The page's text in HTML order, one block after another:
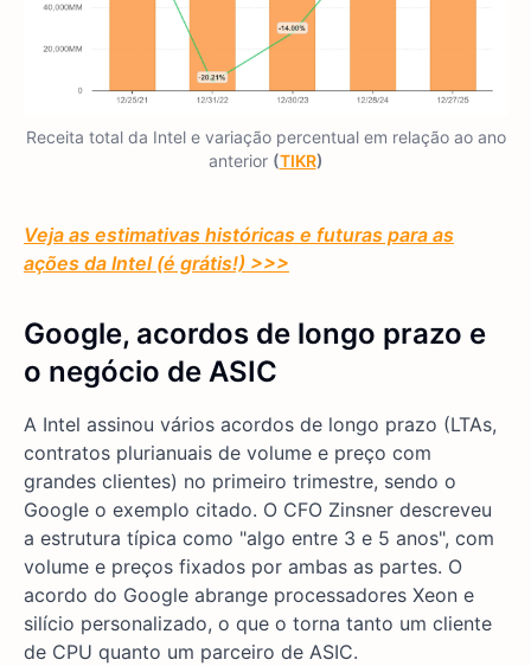
Receita total da Intel e variação percentual em relação ao ano
anterior (TIKR)
Veja as estimativas históricas e futuras para as
ações da Intel (é grátis!) >>>
Google, acordos de longo prazo e
o negócio de ASIC
A Intel assinou vários acordos de longo prazo (LTAs,
contratos plurianuais de volume e preço com
grandes clientes) no primeiro trimestre, sendo o
Google o exemplo citado. O CFO Zinsner descreveu
a estrutura típica como "algo entre 3 e 5 anos", com
volume e preços fixados por ambas as partes. O
acordo do Google abrange processadores Xeon e
silício personalizado, o que o torna tanto um cliente
de CPU quanto um parceiro de ASIC.